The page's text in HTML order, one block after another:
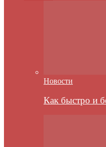
Новости
Как быстро и